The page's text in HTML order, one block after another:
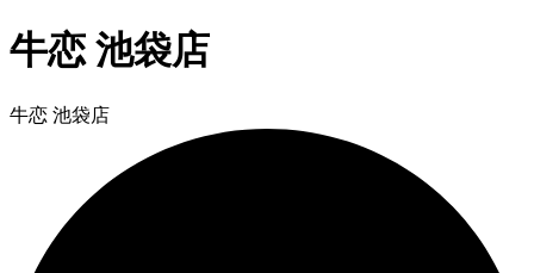
牛恋 池袋店
牛恋 池袋店